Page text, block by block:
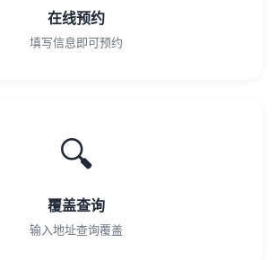
在线预约
填写信息即可预约
🔍
覆盖查询
输入地址查询覆盖